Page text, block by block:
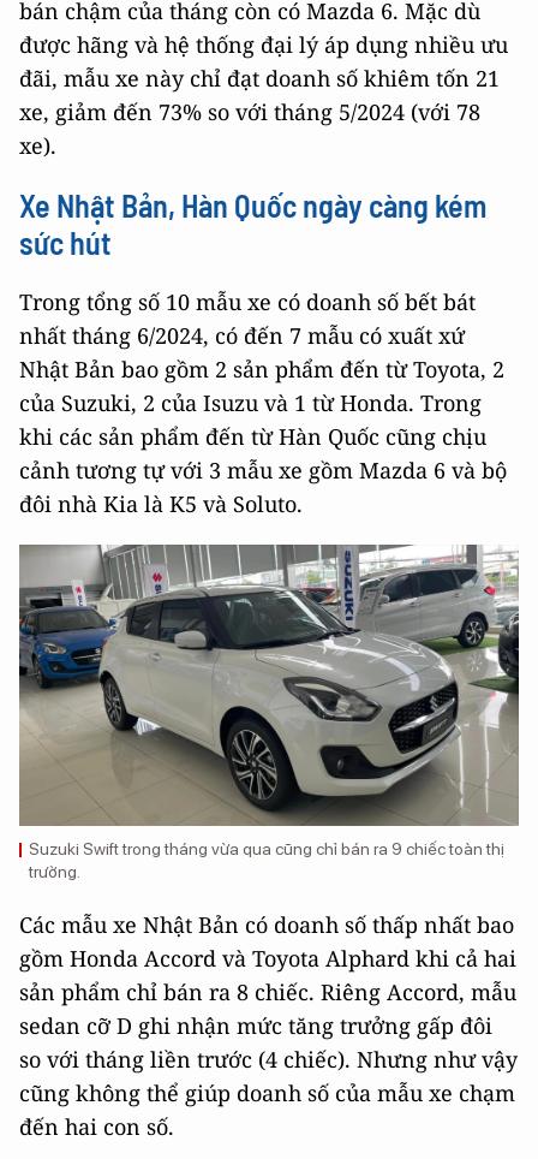
bán chậm của tháng còn có Mazda 6. Mặc dù
được hãng và hệ thống đại lý áp dụng nhiều ưu
đãi, mẫu xe này chỉ đạt doanh số khiêm tốn 21
xe, giảm đến 73% so với tháng 5/2024 (với 78
xe).
Xe Nhật Bản, Hàn Quốc ngày càng kém
sức hút
Trong tổng số 10 mẫu xe có doanh số bết bát
nhất tháng 6/2024, có đến 7 mẫu có xuất xứ
Nhật Bản bao gồm 2 sản phẩm đến từ Toyota, 2
của Suzuki, 2 của Isuzu và 1 từ Honda. Trong
khi các sản phẩm đến từ Hàn Quốc cũng chịu
cảnh tương tự với 3 mẫu xe gồm Mazda 6 và bộ
đôi nhà Kia là K5 và Soluto.
Suzuki Swift trong tháng vừa qua cũng chỉ bán ra 9 chiếc toàn thị
trường.
Các mẫu xe Nhật Bản có doanh số thấp nhất bao
gồm Honda Accord và Toyota Alphard khi cả hai
sản phẩm chỉ bán ra 8 chiếc. Riêng Accord, mẫu
sedan cỡ D ghi nhận mức tăng trưởng gấp đôi
so với tháng liền trước (4 chiếc). Nhưng như vậy
cũng không thể giúp doanh số của mẫu xe chạm
đến hai con số.